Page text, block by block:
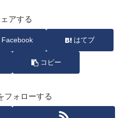
アする
Facebook はてブ
コピー
フォローする